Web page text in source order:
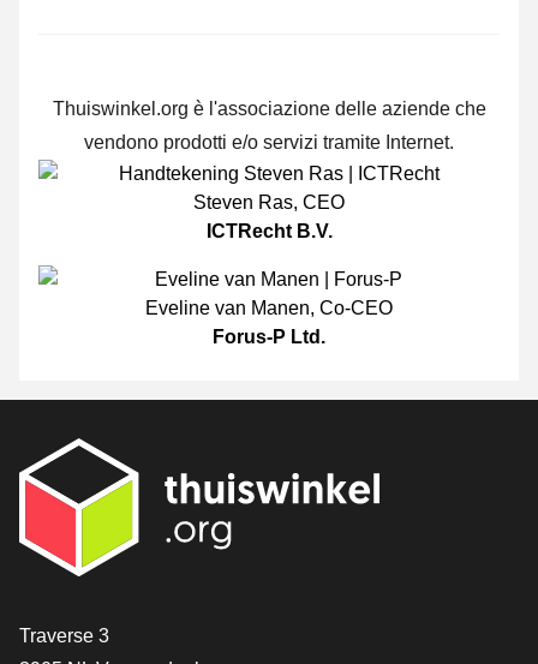
Thuiswinkel.org è l'associazione delle aziende che
vendono prodotti e/o servizi tramite Internet.
Steven Ras, CEO
ICTRecht B.V.
Eveline van Manen, Co-CEO
Forus-P Ltd.
[_General:Contact]
Traverse 3